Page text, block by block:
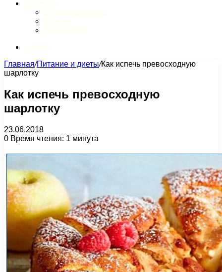
Главная/Питание и диеты/Как испечь превосходную
шарлотку
Как испечь превосходную
шарлотку
23.06.2018
0 Время чтения: 1 минута